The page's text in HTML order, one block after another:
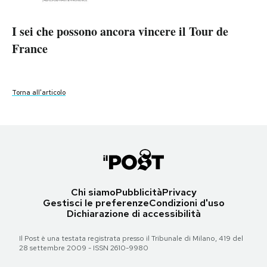
AREA PERSONALE
Area Personale
I sei che possono ancora vincere il Tour de
France
Torna all'articolo
I sei che possono ancora vincere il Tour de
France
Torna all'articolo
I sei che possono ancora vincere il Tour de
France
Torna all'articolo
Chi siamoPubblicitàPrivacy
Gestisci le preferenzeCondizioni d'uso
Dichiarazione di accessibilità
Il Post è una testata registrata presso il Tribunale di Milano, 419 del
28 settembre 2009 - ISSN 2610-9980